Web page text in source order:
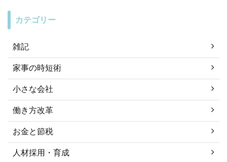
カテゴリー
雑記
家事の時短術
小さな会社
働き方改革
お金と節税
人材採用・育成